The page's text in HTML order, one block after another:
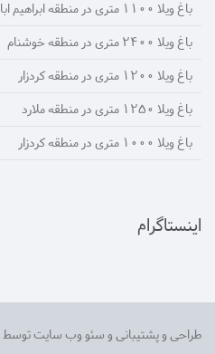
باغ ویلا 1100 متری در منطقه ابراهیم اباد
باغ ویلا 2400 متری در منطقه خوشنام
باغ ویلا 1200 متری در منطقه کردزار
باغ ویلا 1250 متری در منطقه ملارد
باغ ویلا 1000 متری در منطقه کردزار
اینستاگرام
طراحی و پشتیبانی و سئو وب سایت توسط